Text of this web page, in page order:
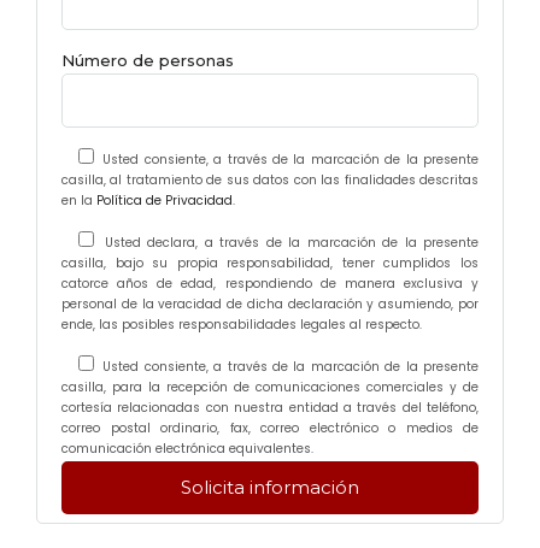
Número de personas
Usted consiente, a través de la marcación de la presente
casilla, al tratamiento de sus datos con las finalidades descritas
en la Política de Privacidad.
Usted declara, a través de la marcación de la presente
casilla, bajo su propia responsabilidad, tener cumplidos los
catorce años de edad, respondiendo de manera exclusiva y
personal de la veracidad de dicha declaración y asumiendo, por
ende, las posibles responsabilidades legales al respecto.
Usted consiente, a través de la marcación de la presente
casilla, para la recepción de comunicaciones comerciales y de
cortesía relacionadas con nuestra entidad a través del teléfono,
correo postal ordinario, fax, correo electrónico o medios de
comunicación electrónica equivalentes.